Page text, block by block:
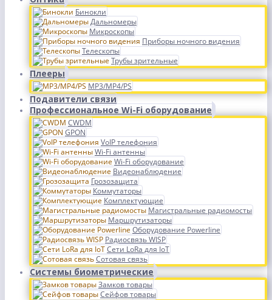
Бинокли
Дальномеры
Микроскопы
Приборы ночного видения
Телескопы
Трубы зрительные
Плееры
MP3/MP4/PS
Подавители связи
Профессиональное Wi-Fi оборудование
CWDM
GPON
VoIP телефония
Wi-Fi антенны
Wi-Fi оборудование
Видеонаблюдение
Грозозащита
Коммутаторы
Комплектующие
Магистральные радиомосты
Маршрутизаторы
Оборудование Powerline
Радиосвязь WISP
Сети LoRa для IoT
Сотовая связь
Системы биометрические
Замков товары
Сейфов товары